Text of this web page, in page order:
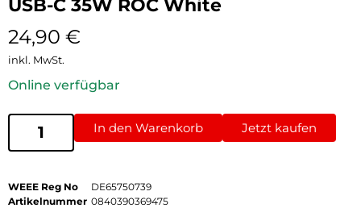
USB-C 35W ROC White
24,90 €
inkl. MwSt.
Online verfügbar
In den Warenkorb Jetzt kaufen
WEEE Reg No
DE65750739
Artikelnummer 0840390369475